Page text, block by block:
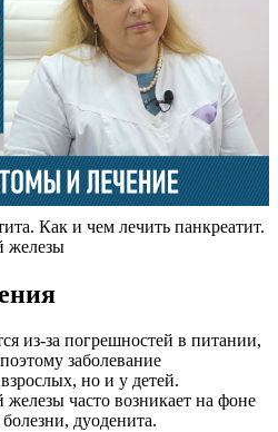
Как и чем лечить панкреатит.
железы
из-за погрешностей в питании,
заболевание
но и у детей.
часто возникает на фоне
дуоденита.